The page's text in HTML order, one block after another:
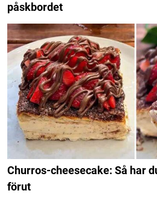
påskbordet
Churros-cheesecake: Så har
förut